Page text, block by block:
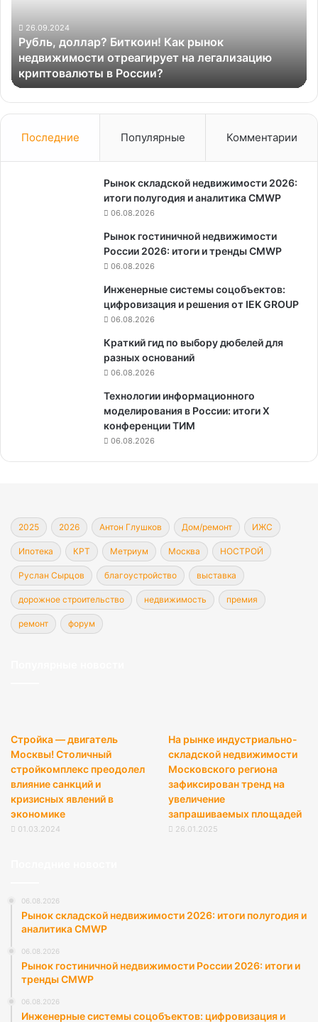
отреагирует
легализацию
криптовалюты
России?
26.09.2024
Рубль, доллар? Биткоин! Как рынок
недвижимости отреагирует на легализацию
криптовалюты в России?
в
Последние Популярные Комментарии
Рынок складской недвижимости 2026:
итоги полугодия и аналитика CMWP
06.08.2026
Рынок гостиничной недвижимости
России 2026: итоги и тренды CMWP
06.08.2026
Инженерные системы соцобъектов:
цифровизация и решения от IEK GROUP
06.08.2026
Краткий гид по выбору дюбелей для
разных оснований
06.08.2026
Технологии информационного
моделирования в России: итоги X
конференции ТИМ
06.08.2026
2025 2026 Антон Глушков Дом/ремонт ИЖС
Ипотека КРТ Метриум Москва НОСТРОЙ
Руслан Сырцов благоустройство выставка
дорожное строительство недвижимость премия
ремонт форум
Стройка — двигатель
Москвы! Столичный
стройкомплекс преодолел
влияние санкций и
кризисных явлений в
экономике
01.03.2024
На рынке индустриально-
складской недвижимости
Московского региона
зафиксирован тренд на
увеличение
запрашиваемых площадей
26.01.2025
06.08.2026
Рынок складской недвижимости 2026: итоги полугодия и
аналитика CMWP
06.08.2026
Рынок гостиничной недвижимости России 2026: итоги и
тренды CMWP
06.08.2026
Инженерные системы соцобъектов: цифровизация и